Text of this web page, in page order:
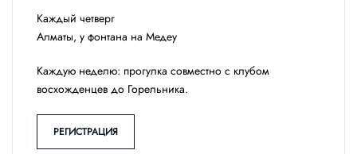
Каждый четверг
Алматы, у фонтана на Медеу
Каждую неделю: прогулка совместно с клубом
восхожденцев до Горельника.
РЕГИСТРАЦИЯ